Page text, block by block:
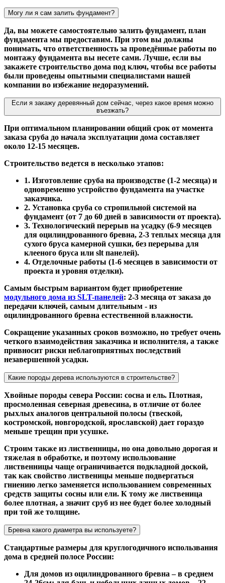
Могу ли я сам залить фундамент?
Да, вы можете самостоятельно залить фундамент, план
фундамента мы предоставим. При этом вы должны
понимать, что ответственность за проведённые работы по
монтажу фундамента вы несете сами. Лучше, если вы
закажете строительство дома под ключ, чтобы все работы
были проведены опытными специалистами нашей
компании во избежание недоразумений.
Если я закажу деревянный дом сейчас, через какое время можно
въезжать?
При оптимальном планировании общий срок от момента
заказа сруба до начала эксплуатации дома составляет
около 12-15 месяцев.
Строительство ведется в несколько этапов:
1. Изготовление сруба на производстве (1-2 месяца) и
одновременно устройство фундамента на участке
заказчика.
2. Установка сруба со стропильной системой на
фундамент (от 7 до 60 дней в зависимости от проекта).
3. Технологический перерыв на усадку (6-9 месяцев
для оцилиндрованного бревна, 2-3 теплых месяца для
сухого бруса камерной сушки, без перерыва для
клееного бруса или slt панелей).
4. Отделочные работы (1-6 месяцев в зависимости от
проекта и уровня отделки).
Самым быстрым вариантом будет приобретение
модульного дома из SLT-панелей: 2-3 месяца от заказа до
передачи ключей, самым длительным - из
оцилиндрованного бревна естественной влажности.
Сокращение указанных сроков возможно, но требует очень
четкого взаимодействия заказчика и исполнителя, а также
привносит риски неблагоприятных последствий
незавершенной усадки.
Какие породы дерева используются в строительстве?
Хвойные породы севера России: сосна и ель. Плотная,
просмоленная северная древесина, в отличие от более
рыхлых аналогов центральной полосы (твеской,
костромской, новгородской, ярославской) дает гораздо
меньше трещин при усушке.
Строим также из лиственницы, но она довольно дорогая и
тяжелая в обработке, и поэтому использование
лиственницы чаще ограничивается подкладной доской,
так как свойство лиственицы меньше подвергаться
гниению легко заменяется использованием современных
средств защиты сосны или ели. К тому же лиственица
более плотная, а значит сруб из нее будет более холодный
при той же толщине.
Бревна какого диаметра вы используете?
Стандартные размеры для круглогодичного использвания
дома в средней полосе России:
Для домов из оцилиндрованного бревна – в среднем